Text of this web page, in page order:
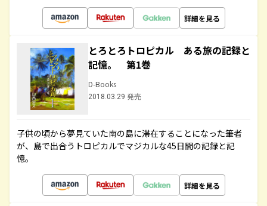
詳細を見る
とろとろトロピカル ある旅の記録と
記憶。 第1巻
D-Books
2018.03.29 発売
子供の頃から夢見ていた南の島に滞在することになった筆者
が、島で出合うトロピカルでマジカルな45日間の記録と記
憶。
詳細を見る